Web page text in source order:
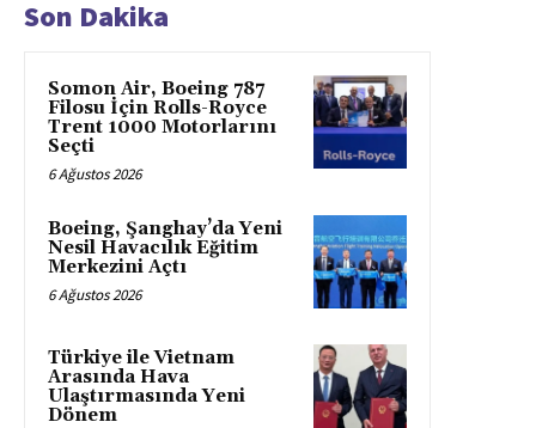
Son Dakika
Somon Air, Boeing 787
Filosu İçin Rolls-Royce
Trent 1000 Motorlarını
Seçti
6 Ağustos 2026
Boeing, Şanghay’da Yeni
Nesil Havacılık Eğitim
Merkezini Açtı
6 Ağustos 2026
Türkiye ile Vietnam
Arasında Hava
Ulaştırmasında Yeni
Dönem